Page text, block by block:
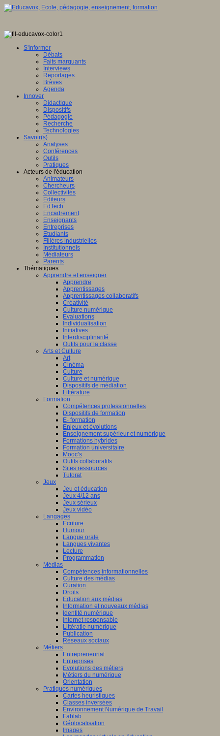
S'informer
Débats
Faits marquants
Interviews
Reportages
Brèves
Agenda
Innover
Didactique
Dispositifs
Pédagogie
Recherche
Technologies
Savoir(s)
Analyses
Conférences
Outils
Pratiques
Acteurs de l'éducation
Animateurs
Chercheurs
Collectivités
Editeurs
EdTech
Encadrement
Enseignants
Entreprises
Etudiants
Filières industrielles
Institutionnels
Médiateurs
Parents
Thématiques
Apprendre et enseigner
Apprendre
Apprentissages
Apprentissages collaboratifs
Créativité
Culture numérique
Evaluations
Individualisation
Initiatives
Interdisciplinarité
Outils pour la classe
Arts et Culture
Art
Cinéma
Culture
Culture et numérique
Dispositifs de médiation
Littérature
Formation
Compétences professionnelles
Dispositifs de formation
E- formation
Enjeux et évolutions
Enseignement supérieur et numérique
Formations hybrides
Formation universitaire
Mooc’s
Outils collaboratifs
Sites ressources
Tutorat
Jeux
Jeu et éducation
Jeux 4/12 ans
Jeux sérieux
Jeux vidéo
Langages
Ecriture
Humour
Langue orale
Langues vivantes
Lecture
Programmation
Médias
Compétences informationnelles
Culture des médias
Curation
Droits
Education aux médias
Information et nouveaux médias
Identité numérique
Internet responsable
Littératie numérique
Publication
Réseaux sociaux
Métiers
Entrepreneuriat
Entreprises
Evolutions des métiers
Métiers du numérique
Orientation
Pratiques numériques
Cartes heuristiques
Classes inversées
Environnement Numérique de Travail
Fablab
Géolocalisation
Images